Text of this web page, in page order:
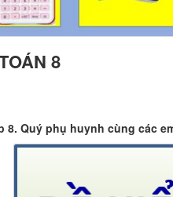
8
8. Quý phụ huynh cùng các